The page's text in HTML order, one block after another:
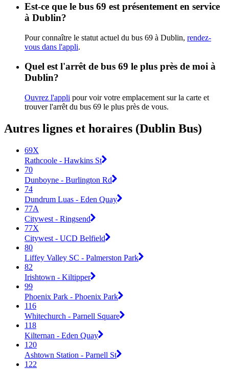
Est-ce que le bus 69 est présentement en service
à Dublin?
Pour connaître le statut actuel du bus 69 à Dublin, rendez-
vous dans l'appli.
Quel est l'arrêt de bus 69 le plus près de moi à
Dublin?
Ouvrez l'appli pour voir votre emplacement sur la carte et
trouver l'arrêt du bus 69 le plus près de vous.
Autres lignes et horaires (Dublin Bus)
69X
Rathcoole - Hawkins St
70
Dunboyne - Burlington Rd
74
Dundrum Luas - Eden Quay
77A
Citywest - Ringsend
77X
Citywest - UCD Belfield
80
Liffey Valley SC - Palmerston Park
82
Irishtown - Kiltipper
99
Phoenix Park - Phoenix Park
116
Whitechurch - Parnell Square
118
Kilternan - Eden Quay
120
Ashtown Station - Parnell St
122